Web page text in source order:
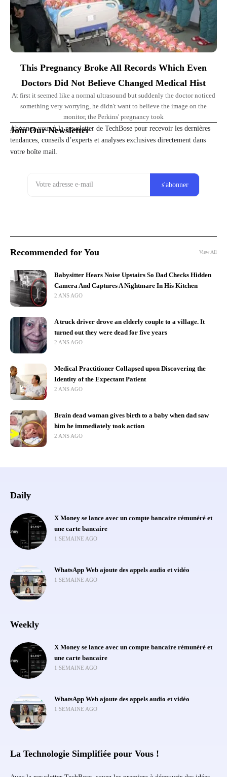
This Pregnancy Broke All Records Which Even
Doctors Did Not Believe Changed Medical Hist
At first it seemed like a normal ultrasound but suddenly the doctor noticed
something very worrying, he didn't want to believe the image on the
monitor, the Perkins' pregnancy took
Join Our Newsletter
Abonnez-vous à la newsletter de TechBose pour recevoir les dernières
tendances, conseils d’experts et analyses exclusives directement dans
votre boîte mail.
Recommended for You View All
Babysitter Hears Noise Upstairs So Dad Checks Hidden
Camera And Captures A Nightmare In His Kitchen
2 ANS AGO
A truck driver drove an elderly couple to a village. It
turned out they were dead for five years
2 ANS AGO
Medical Practitioner Collapsed upon Discovering the
Identity of the Expectant Patient
2 ANS AGO
Brain dead woman gives birth to a baby when dad saw
him he immediately took action
2 ANS AGO
Daily
X Money se lance avec un compte bancaire rémunéré et
une carte bancaire
1 SEMAINE AGO
WhatsApp Web ajoute des appels audio et vidéo
1 SEMAINE AGO
Weekly
X Money se lance avec un compte bancaire rémunéré et
une carte bancaire
1 SEMAINE AGO
WhatsApp Web ajoute des appels audio et vidéo
1 SEMAINE AGO
La Technologie Simplifiée pour Vous !